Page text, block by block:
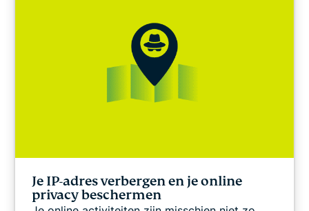
Laboratorium voor digitale veiligheid
ExpressVPN for Teams
ExpressVPN Nieuws
NIEUWSTE
Je IP-adres verbergen en je online
privacy beschermen